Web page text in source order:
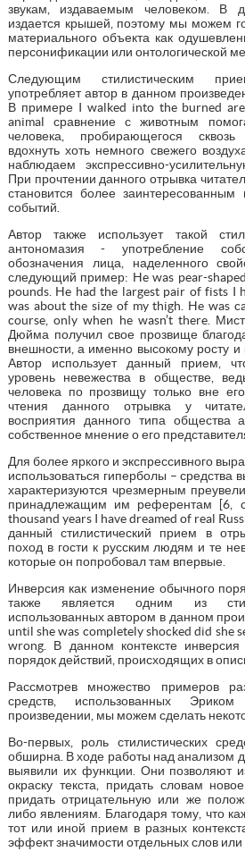
звукам, издаваемым человеком. В
издается крышей, поэтому мы можем
материального объекта как
персонификации или онтологической
Следующим стилистическим
употребляет автор в данном
В примере I walked into the burned
animal сравнение с животным
человека, пробирающегося
вдохнуть хоть немного свежего
наблюдаем экспрессивно-
При прочтении данного отрывка
становится более
событий.
Автор также использует такой
антономазия - употребление
обозначения лица, наделенного
следующий пример: He was pear-
pounds. He had the largest pair of fists I
was about the size of my thigh. He was
course, only when he wasn’t there.
Дюйма получил свое прозвище
внешности, а именно высокому росту и
Автор использует данный прием,
уровень невежества в обществе,
человека по прозвищу только вне
чтения данного отрывка у
восприятия данного типа общества
собственное мнение о его
Для более яркого и экспрессивного
использоваться гиперболы – средства
характеризуются чрезмерным
принадлежащим им референтам [6,
thousand years I have dreamed of real
данный стилистический прием в
поход в гости к русским людям и те
которые он попробовал там впервые.
Инверсия как изменение обычного
также является одним из
использованных автором в данном
until she was completely shocked did she
wrong. В данном контексте инверсия
порядок действий, происходящих в
Рассмотрев множество примеров
средств, использованных
произведении, мы можем сделать
Во-первых, роль стилистических
обширна. В ходе работы над анализом
выявили их функции. Они позволяют
окраску текста, придать словам
придать отрицательную или же
либо явлениям. Благодаря тому, что
тот или иной прием в разных
эффект значимости отдельных слов или